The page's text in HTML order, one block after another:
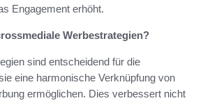
Engagement erhöht.
Werbestrategien?
sind entscheidend für die
eine harmonische Verknüpfung von
ermöglichen. Dies verbessert nicht